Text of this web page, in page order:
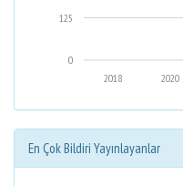
0
125
2020
2018
En Çok Bildiri Yayınlayanlar